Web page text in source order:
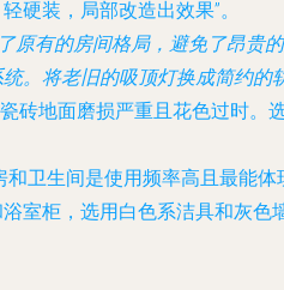
硬装，局部改造出效果”。
原有的房间格局，避免了昂贵
。将老旧的吸顶灯换成简约的
砖地面磨损严重且花色过时。
和卫生间是使用频率高且最能
室柜，选用白色系洁具和灰色